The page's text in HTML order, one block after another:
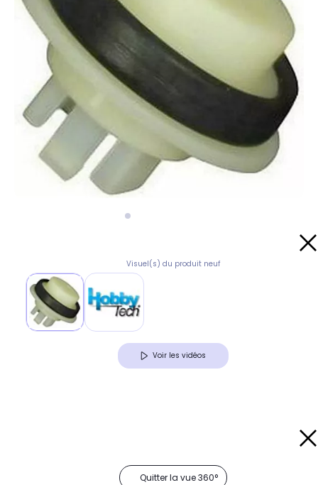
Visuel(s) du produit neuf
Voir les vidéos
Quitter la vue 360°